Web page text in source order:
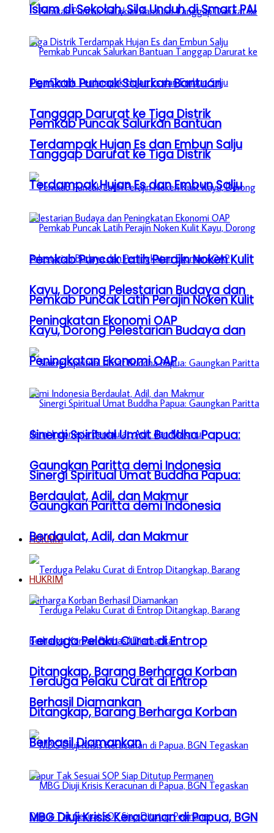
Pemkab Puncak Salurkan Bantuan
Tanggap Darurat ke Tiga Distrik
Terdampak Hujan Es dan Embun Salju
Pemkab Puncak Latih Perajin Noken Kulit
Kayu, Dorong Pelestarian Budaya dan
Peningkatan Ekonomi OAP
Sinergi Spiritual Umat Buddha Papua:
Gaungkan Paritta demi Indonesia
Berdaulat, Adil, dan Makmur
HUKRIM
Terduga Pelaku Curat di Entrop
Ditangkap, Barang Berharga Korban
Berhasil Diamankan
MBG Diuji Krisis Keracunan di Papua, BGN
Islam di Sekolah, Sila Unduh di Smart PAI
Pemkab Puncak Salurkan Bantuan
Tanggap Darurat ke Tiga Distrik
Terdampak Hujan Es dan Embun Salju
Pemkab Puncak Latih Perajin Noken Kulit
Kayu, Dorong Pelestarian Budaya dan
Peningkatan Ekonomi OAP
Sinergi Spiritual Umat Buddha Papua:
Gaungkan Paritta demi Indonesia
Berdaulat, Adil, dan Makmur
HUKRIM
Terduga Pelaku Curat di Entrop
Ditangkap, Barang Berharga Korban
Berhasil Diamankan